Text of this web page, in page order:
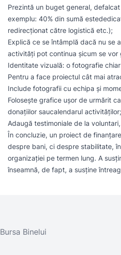
Prezintă un buget general,
exemplu: 40% din sumă
redirecționat către logistică etc.);
Explică ce se întâmplă dacă nu se
activități pot continua șicum se vor
Identitate vizuală: o fotografie
Pentru a face proiectul cât mai
Include fotografii cu echipa și
Folosește grafice ușor de urmărit
donațiilor saucalendarul activităților;
Adaugă testimoniale de la
În concluzie, un proiect de
despre bani, ci despre stabilitate,
organizației pe termen lung. A
înseamnă, de fapt, a susține
Bursa Binelui